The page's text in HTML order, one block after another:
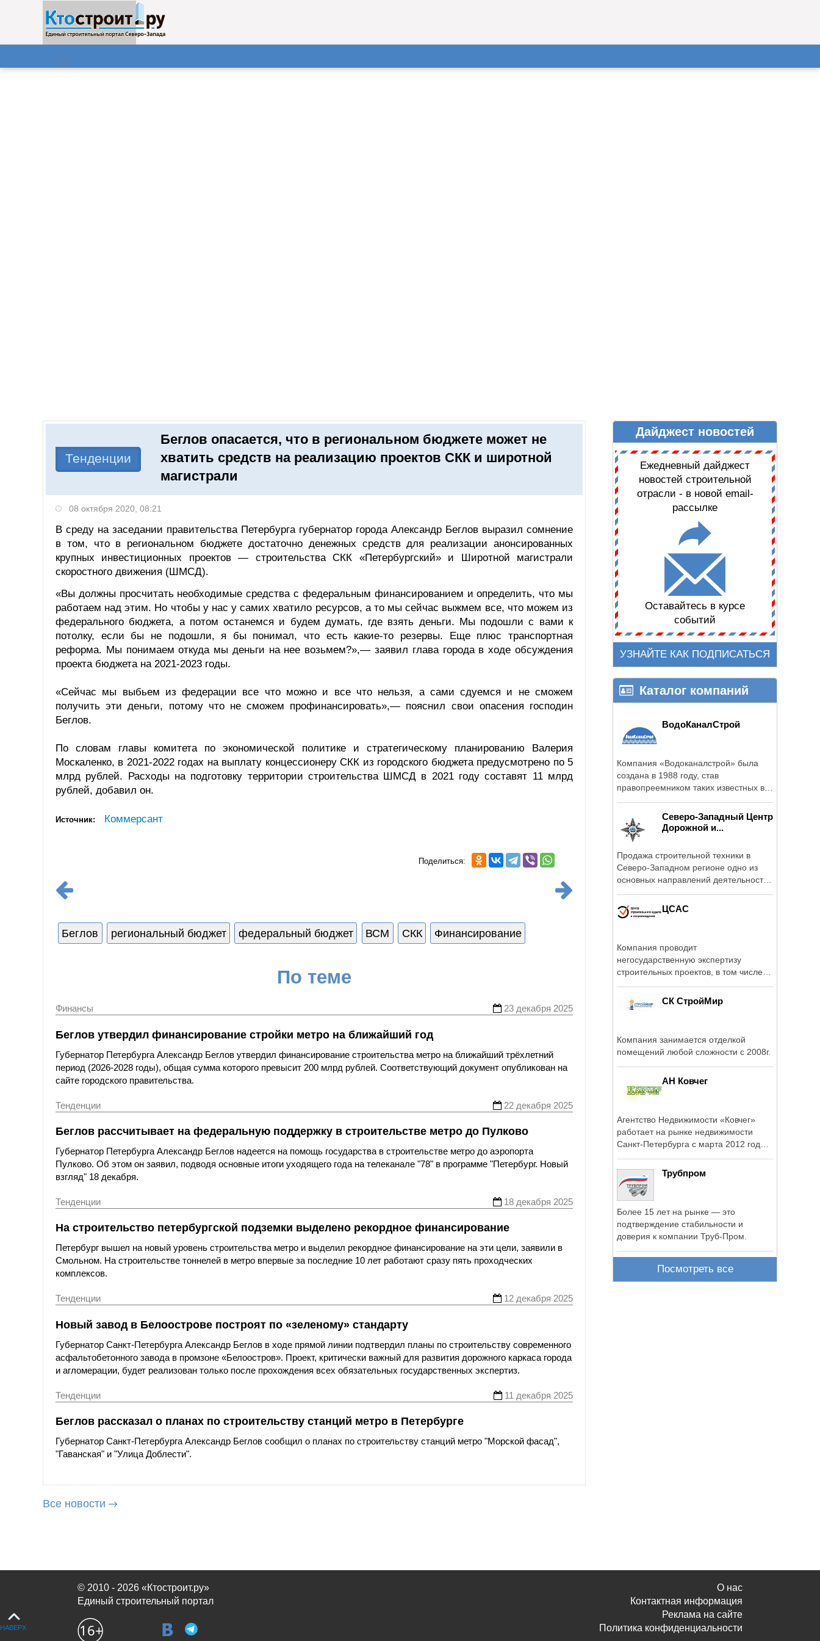
ДАЙДЖЕСТ НОВОСТЕЙ
Тенденции
Беглов опасается, что в региональном бюджете может не
хватить средств на реализацию проектов СКК и широтной
магистрали
08 октября 2020, 08:21
В среду на заседании правительства Петербурга губернатор города Александр Беглов выразил сомнение
в том, что в региональном бюджете достаточно денежных средств для реализации анонсированных
крупных инвестиционных проектов — строительства СКК «Петербургский» и Широтной магистрали
скоростного движения (ШМСД).
«Вы должны просчитать необходимые средства с федеральным финансированием и определить, что мы
работаем над этим. Но чтобы у нас у самих хватило ресурсов, а то мы сейчас выжмем все, что можем из
федерального бюджета, а потом останемся и будем думать, где взять деньги. Мы подошли с вами к
потолку, если бы не подошли, я бы понимал, что есть какие-то резервы. Еще плюс транспортная
реформа. Мы понимаем откуда мы деньги на нее возьмем?»,— заявил глава города в ходе обсуждения
проекта бюджета на 2021-2023 годы.
«Сейчас мы выбьем из федерации все что можно и все что нельзя, а сами сдуемся и не сможем
получить эти деньги, потому что не сможем профинансировать»,— пояснил свои опасения господин
Беглов.
По словам главы комитета по экономической политике и стратегическому планированию Валерия
Москаленко, в 2021-2022 годах на выплату концессионеру СКК из городского бюджета предусмотрено по 5
млрд рублей. Расходы на подготовку территории строительства ШМСД в 2021 году составят 11 млрд
рублей, добавил он.
Источник: Коммерсант
Поделиться:
Беглов региональный бюджет федеральный бюджет ВСМ СКК Финансирование
По теме
Финансы 23 декабря 2025
Беглов утвердил финансирование стройки метро на ближайший год
Губернатор Петербурга Александр Беглов утвердил финансирование строительства метро на ближайший трёхлетний
период (2026-2028 годы), общая сумма которого превысит 200 млрд рублей. Соответствующий документ опубликован на
сайте городского правительства.
Тенденции 22 декабря 2025
Беглов рассчитывает на федеральную поддержку в строительстве метро до Пулково
Губернатор Петербурга Александр Беглов надеется на помощь государства в строительстве метро до аэропорта
Пулково. Об этом он заявил, подводя основные итоги уходящего года на телеканале "78" в программе "Петербург. Новый
взгляд" 18 декабря.
Тенденции 18 декабря 2025
На строительство петербургской подземки выделено рекордное финансирование
Петербург вышел на новый уровень строительства метро и выделил рекордное финансирование на эти цели, заявили в
Смольном. На строительстве тоннелей в метро впервые за последние 10 лет работают сразу пять проходческих
комплексов.
Тенденции 12 декабря 2025
Новый завод в Белоострове построят по «зеленому» стандарту
Губернатор Санкт-Петербурга Александр Беглов в ходе прямой линии подтвердил планы по строительству современного
асфальтобетонного завода в промзоне «Белоостров». Проект, критически важный для развития дорожного каркаса города
и агломерации, будет реализован только после прохождения всех обязательных государственных экспертиз.
Тенденции 11 декабря 2025
Беглов рассказал о планах по строительству станций метро в Петербурге
Губернатор Санкт-Петербурга Александр Беглов сообщил о планах по строительству станций метро "Морской фасад",
"Гаванская" и "Улица Доблести".
Все новости
Дайджест новостей
Ежедневный дайджест
новостей строительной
отрасли - в новой email-
рассылке
Оставайтесь в курсе
событий
УЗНАЙТЕ КАК ПОДПИСАТЬСЯ
Каталог компаний
ВодоКаналСтрой
Компания «Водоканалстрой» была
создана в 1988 году, став
правопреемником таких известных в
Северо-Западный Центр
Дорожной и...
Продажа строительной техники в
Северо-Западном регионе одно из
основных направлений деятельности
ЦСАС
Компания проводит
негосударственную экспертизу
строительных проектов, в том числе
СК СтройМир
Компания занимается отделкой
помещений любой сложности с 2008г.
АН Ковчег
Агентство Недвижимости «Ковчег»
работает на рынке недвижимости
Санкт-Петербурга с марта 2012 года и
Трубпром
Более 15 лет на рынке — это
подтверждение стабильности и
доверия к компании Труб-Пром.
Посмотреть все
© 2010 - 2026 «Ктостроит.ру»
Единый строительный портал
О нас
Контактная информация
Реклама на сайте
Политика конфиденциальности
НАВЕРХ